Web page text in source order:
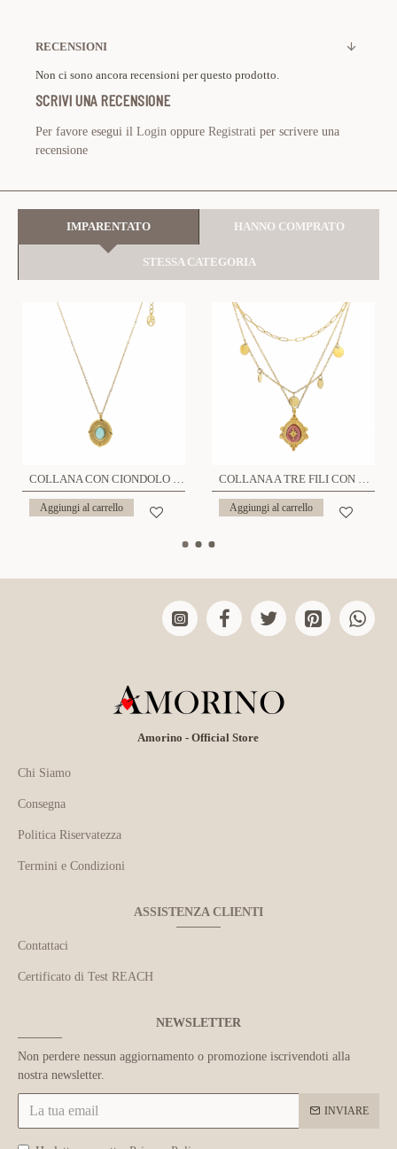
RECENSIONI
Non ci sono ancora recensioni per questo prodotto.
SCRIVI UNA RECENSIONE
Per favore esegui il Login oppure Registrati per scrivere una
recensione
IMPARENTATO HANNO COMPRATO
STESSA CATEGORIA
COLLANA CON CIONDOLO IN PIETRA - FB19121996G74
Aggiungi al carrello
COLLANA A TRE FILI CON CIONDOLI - FB191219192G84
Aggiungi al carrello
Amorino - Official Store
Chi Siamo
Consegna
Politica Riservatezza
Termini e Condizioni
ASSISTENZA CLIENTI
Contattaci
Certificato di Test REACH
NEWSLETTER
Non perdere nessun aggiornamento o promozione iscrivendoti alla
nostra newsletter.
INVIARE